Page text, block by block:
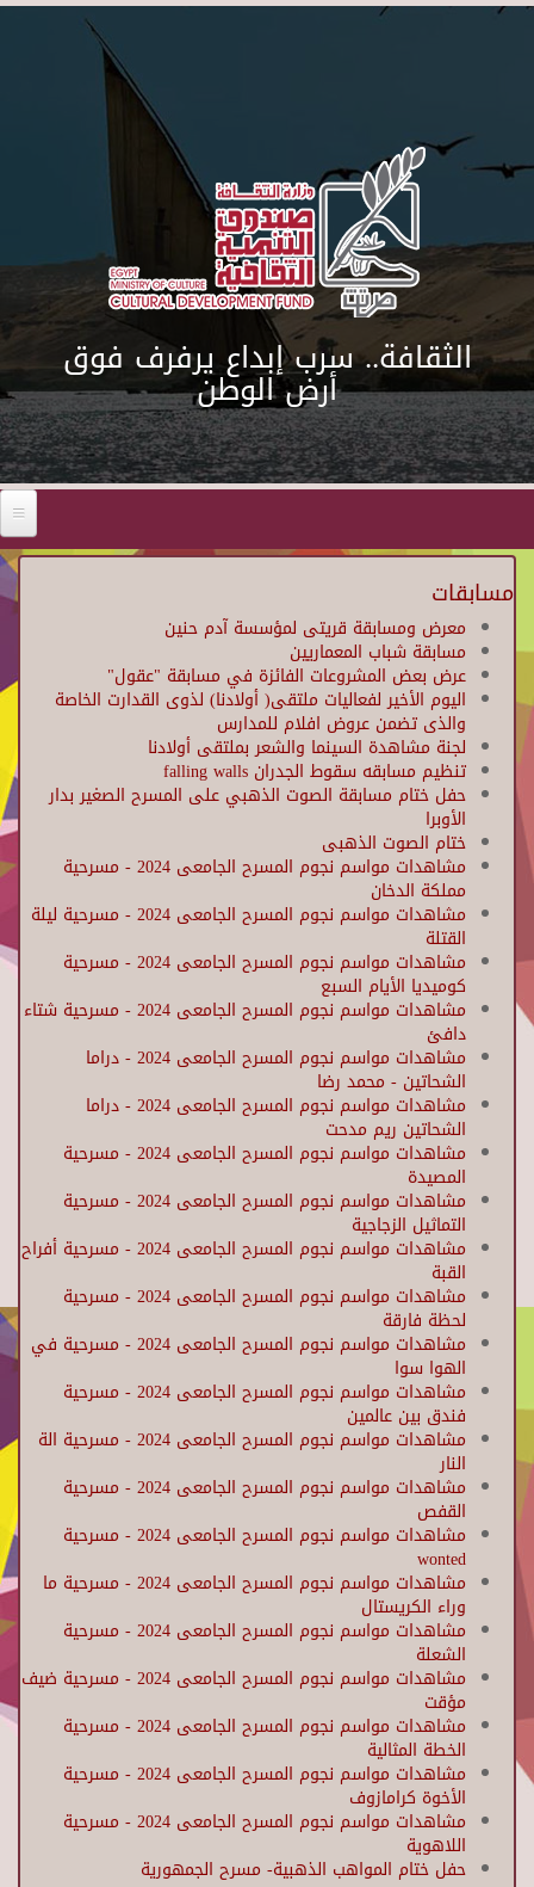
Skip to main content
الثقافة.. سرب إبداع يرفرف فوق
أرض الوطن
مسابقات
معرض ومسابقة قريتى لمؤسسة آدم حنين
مسابقة شباب المعماريين
عرض بعض المشروعات الفائزة في مسابقة "عقول"
اليوم الأخير لفعاليات ملتقى( أولادنا) لذوى القدارت الخاصة
والذى تضمن عروض افلام للمدارس
لجنة مشاهدة السينما والشعر بملتقى أولادنا
تنظيم مسابقه سقوط الجدران falling walls
حفل ختام مسابقة الصوت الذهبي على المسرح الصغير بدار
الأوبرا
ختام الصوت الذهبى
مشاهدات مواسم نجوم المسرح الجامعى 2024 - مسرحية
مملكة الدخان
مشاهدات مواسم نجوم المسرح الجامعى 2024 - مسرحية ليلة
القتلة
مشاهدات مواسم نجوم المسرح الجامعى 2024 - مسرحية
كوميديا الأيام السبع
مشاهدات مواسم نجوم المسرح الجامعى 2024 - مسرحية شتاء
دافئ
مشاهدات مواسم نجوم المسرح الجامعى 2024 - دراما
الشحاتين - محمد رضا
مشاهدات مواسم نجوم المسرح الجامعى 2024 - دراما
الشحاتين ريم مدحت
مشاهدات مواسم نجوم المسرح الجامعى 2024 - مسرحية
المصيدة
مشاهدات مواسم نجوم المسرح الجامعى 2024 - مسرحية
التماثيل الزجاجية
مشاهدات مواسم نجوم المسرح الجامعى 2024 - مسرحية أفراح
القبة
مشاهدات مواسم نجوم المسرح الجامعى 2024 - مسرحية
لحظة فارقة
مشاهدات مواسم نجوم المسرح الجامعى 2024 - مسرحية في
الهوا سوا
مشاهدات مواسم نجوم المسرح الجامعى 2024 - مسرحية
فندق بين عالمين
مشاهدات مواسم نجوم المسرح الجامعى 2024 - مسرحية الة
النار
مشاهدات مواسم نجوم المسرح الجامعى 2024 - مسرحية
القفص
مشاهدات مواسم نجوم المسرح الجامعى 2024 - مسرحية
wonted
مشاهدات مواسم نجوم المسرح الجامعى 2024 - مسرحية ما
وراء الكريستال
مشاهدات مواسم نجوم المسرح الجامعى 2024 - مسرحية
الشعلة
مشاهدات مواسم نجوم المسرح الجامعى 2024 - مسرحية ضيف
مؤقت
مشاهدات مواسم نجوم المسرح الجامعى 2024 - مسرحية
الخطة المثالية
مشاهدات مواسم نجوم المسرح الجامعى 2024 - مسرحية
الأخوة كرامازوف
مشاهدات مواسم نجوم المسرح الجامعى 2024 - مسرحية
اللاهوية
حفل ختام المواهب الذهبية- مسرح الجمهورية